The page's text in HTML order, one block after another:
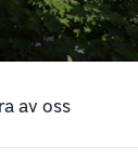
av oss